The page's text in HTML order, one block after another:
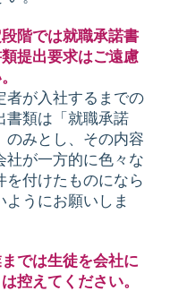
階では就職承諾書
提出要求はご遠慮
者が入社するまでの
書類は「就職承諾
のみとし、その内容
社が一方的に色々な
を付けたものになら
ようにお願いしま
では生徒を会社に
控えてください。